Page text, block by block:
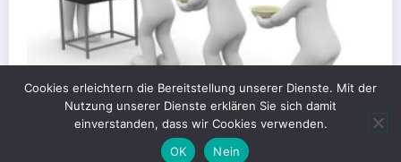
Riesenandrang in der
22. Mai 2026
Cookies erleichtern die Bereitstellung unserer Dienste. Mit der
Nutzung unserer Dienste erklären Sie sich damit
einverstanden, dass wir Cookies verwenden.
OK
Nein